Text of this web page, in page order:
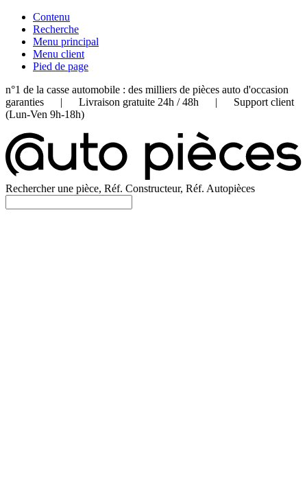
Contenu
Recherche
Menu principal
Menu client
Pied de page
n°1 de la casse automobile : des milliers de pièces auto d'occasion
garanties | Livraison gratuite 24h / 48h | Support client
(Lun-Ven 9h-18h)
Rechercher une pièce, Réf. Constructeur, Réf. Autopièces